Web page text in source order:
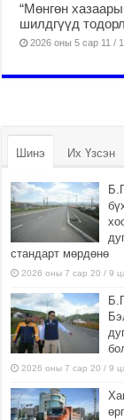
“Мөнгөн
шилдгүүд
2026 оны 5 сар 11 /
Шинэ Их Үзсэн
стандарт мөрдөнө
2026 оны 7 сар 20 / 9
2026 оны 7 сар 20 / 9